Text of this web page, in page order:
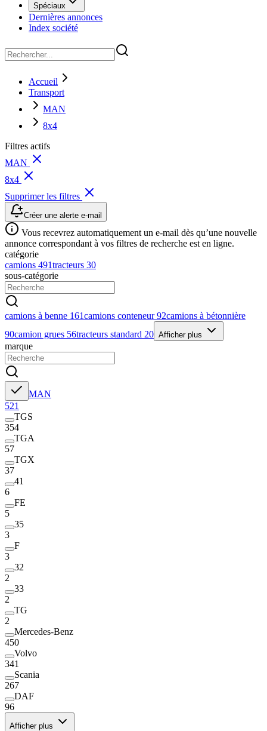
Spéciaux
Dernières annonces
Index société
Accueil
Transport
MAN
8x4
Filtres actifs
MAN
8x4
Supprimer les filtres
Créer une alerte e-mail
Vous recevrez automatiquement un e-mail dès qu’une nouvelle
annonce correspondant à vos filtres de recherche est en ligne.
catégorie
camions 491tracteurs 30
sous-catégorie
camions à benne 161camions conteneur92camions à bétonnière
90camion grues 56tracteurs standard 20 Afficher plus
marque
MAN
521
TGS
354
TGA
57
TGX
37
41
6
FE
5
35
3
F
3
32
2
33
2
TG
2
Mercedes-Benz
450
Volvo
341
Scania
267
DAF
96
Afficher plus